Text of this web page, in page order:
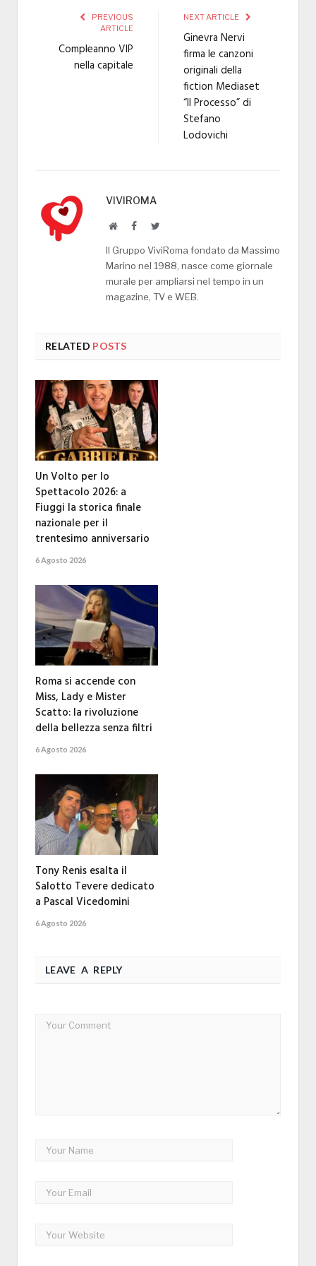
PREVIOUS
ARTICLE
Compleanno VIP
nella capitale
NEXT ARTICLE
Ginevra Nervi
firma le canzoni
originali della
fiction Mediaset
“Il Processo” di
Stefano
Lodovichi
VIVIROMA
WebsiteFacebookTwitter
Il Gruppo ViviRoma fondato da Massimo
Marino nel 1988, nasce come giornale
murale per ampliarsi nel tempo in un
magazine, TV e WEB.
RELATED POSTS
Un Volto per lo
Spettacolo 2026: a
Fiuggi la storica finale
nazionale per il
trentesimo anniversario
6 Agosto 2026
Roma si accende con
Miss, Lady e Mister
Scatto: la rivoluzione
della bellezza senza filtri
6 Agosto 2026
Tony Renis esalta il
Salotto Tevere dedicato
a Pascal Vicedomini
6 Agosto 2026
LEAVE A REPLY